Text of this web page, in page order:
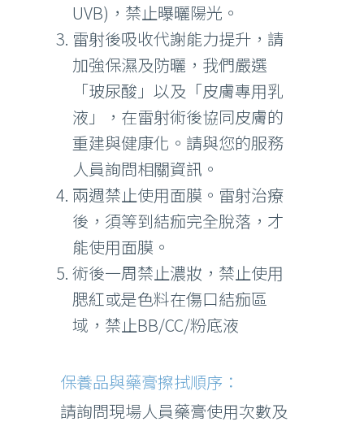
UVB)，禁止曝曬陽光。
雷射後吸收代謝能力提升，請
加強保濕及防曬，我們嚴選
「玻尿酸」以及「皮膚專用乳
液」，在雷射術後協同皮膚的
重建與健康化。請與您的服務
人員詢問相關資訊。
兩週禁止使用面膜。雷射治療
後，須等到結痂完全脫落，才
能使用面膜。
術後一周禁止濃妝，禁止使用
腮紅或是色料在傷口結痂區
域，禁止BB/CC/粉底液
保養品與藥膏擦拭順序：
請詢問現場人員藥膏使用次數及